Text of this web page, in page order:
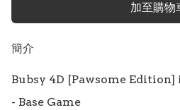
加至購物
簡介
Bubsy 4D [Pawsome Edition]
- Base Game